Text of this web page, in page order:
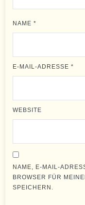
NAME*
E-MAIL-ADRESSE*
WEBSITE
NAME, E-MAIL-
BROWSER FÜR
SPEICHERN.